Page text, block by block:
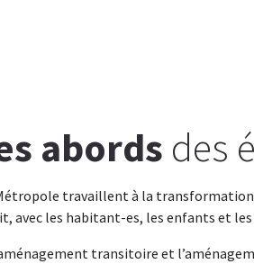
abords des
travaillent à la transformation
avec les habitant-es, les enfants et les
transitoire et